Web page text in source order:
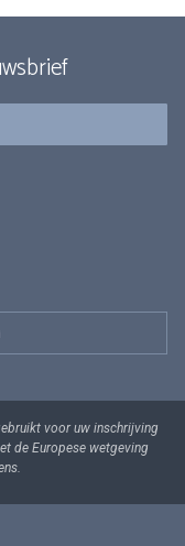
voor uw inschrijving
de Europese wetgeving